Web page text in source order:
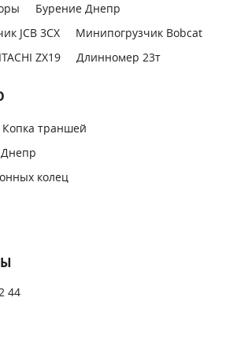
Бурение Днепр
JCB 3CX
Минипогрузчик Bobcat
ZX19
Длинномер 23т
траншей
Днепр
колец
44